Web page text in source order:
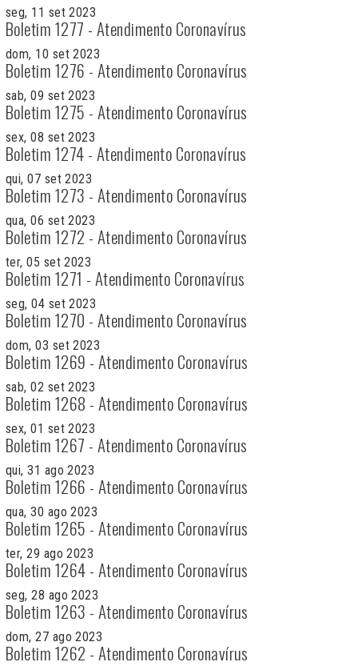
seg, 11 set 2023
Boletim 1277 - Atendimento Coronavírus
dom, 10 set 2023
Boletim 1276 - Atendimento Coronavírus
sab, 09 set 2023
Boletim 1275 - Atendimento Coronavírus
sex, 08 set 2023
Boletim 1274 - Atendimento Coronavírus
qui, 07 set 2023
Boletim 1273 - Atendimento Coronavírus
qua, 06 set 2023
Boletim 1272 - Atendimento Coronavírus
ter, 05 set 2023
Boletim 1271 - Atendimento Coronavírus
seg, 04 set 2023
Boletim 1270 - Atendimento Coronavírus
dom, 03 set 2023
Boletim 1269 - Atendimento Coronavírus
sab, 02 set 2023
Boletim 1268 - Atendimento Coronavírus
sex, 01 set 2023
Boletim 1267 - Atendimento Coronavírus
qui, 31 ago 2023
Boletim 1266 - Atendimento Coronavírus
qua, 30 ago 2023
Boletim 1265 - Atendimento Coronavírus
ter, 29 ago 2023
Boletim 1264 - Atendimento Coronavírus
seg, 28 ago 2023
Boletim 1263 - Atendimento Coronavírus
dom, 27 ago 2023
Boletim 1262 - Atendimento Coronavírus